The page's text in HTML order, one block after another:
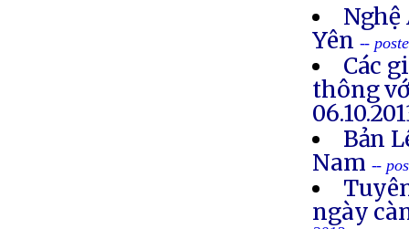
Nghệ
Yên --
Các
thông
Bản
Nam --
ngày